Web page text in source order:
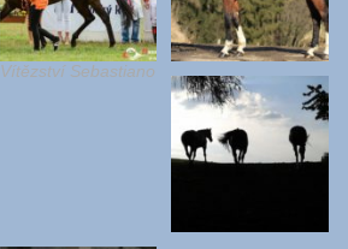
Vítězství Sebastiano